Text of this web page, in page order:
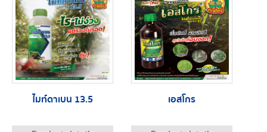
ไมท์ดาเบน 13.5 เอสโกร